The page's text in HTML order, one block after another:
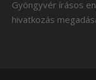
Gyöngyvér írásos
hivatkozás